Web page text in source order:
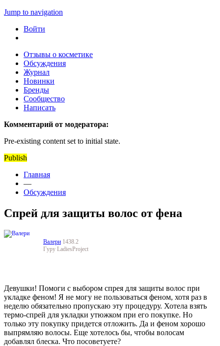
Jump to navigation
Войти
Отзывы о косметике
Обсуждения
Журнал
Новинки
Бренды
Сообщество
Написать
Комментарий от модератора:
Pre-existing content set to initial state.
Publish
Главная
—
Обсуждения
Спрей для защиты волос от фена
Валери 1438.2
Гуру LadiesProject
Девушки! Помоги с выбором спрея для защиты волос при
укладке феном! Я не могу не пользоваться феном, хотя раз в
неделю обязательно пропускаю эту процедуру. Хотела взять
термо-спрей для укладки утюжком при его покупке. Но
только эту покупку придется отложить. Да и феном хорошо
выпрямляю волосы. Еще хотелось бы, чтобы волосам
добавлял блеска. Что посоветуете?